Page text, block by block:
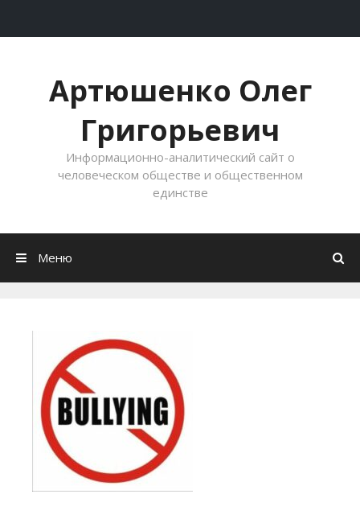
Артюшенко Олег
Григорьевич
Информационно-аналитический сайт о
человеческом обществе и общественном
единстве
Меню